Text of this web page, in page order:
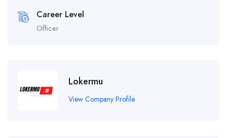
Career Level
Officer
Lokermu
View Company Profile